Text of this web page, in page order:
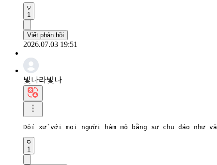
1
Viết phản hồi
2026.07.03 19:51
빛나라빛나
Đối xử với mọi người hâm mộ bằng sự chu đáo
1